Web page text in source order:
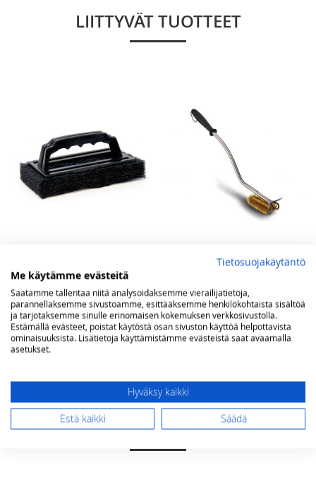
LIITTYVÄT TUOTTEET
Napoleon puhdistussieni
4,99 €
Napoleon Super WAVE
Tarjoushinta
5,00 €Norm.25,00 €
Tuotteen alin hinta viimeisen 30
päivän aikana on ollut 5,00 €
SAATTAISIT OLLA KIINNOSTUNUT
MYÖS NÄISTÄ TUOTTEISTA
Tietosuojakäytäntö
Me käytämme evästeitä
Saatamme tallentaa niitä analysoidaksemme vierailijatietoja,
parannellaksemme sivustoamme, esittääksemme henkilökohtaista sisältöä
ja tarjotaksemme sinulle erinomaisen kokemuksen verkkosivustolla.
Estämällä evästeet, poistat käytöstä osan sivuston käyttöä helpottavista
ominaisuuksista. Lisätietoja käyttämistämme evästeistä saat avaamalla
asetukset.
Hyväksy kaikki
Estä kaikki Säädä